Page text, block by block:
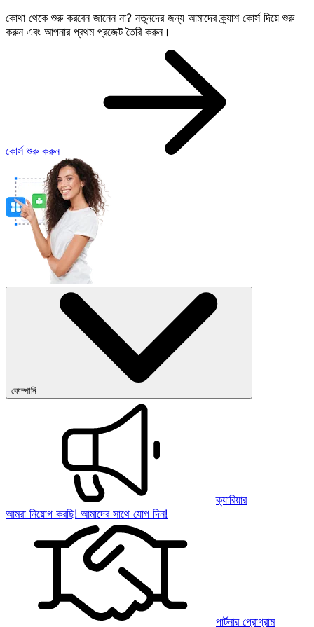
কোথা থেকে শুরু করবেন জানেন না? নতুনদের জন্য আমাদের ক্র্যাশ কোর্স দিয়ে শুরু
করুন এবং আপনার প্রথম প্রজেক্ট তৈরি করুন।
কোর্স শুরু করুন
কোম্পানি
ক্যারিয়ার
আমরা নিয়োগ করছি! আমাদের সাথে যোগ দিন!
পার্টনার প্রোগ্রাম